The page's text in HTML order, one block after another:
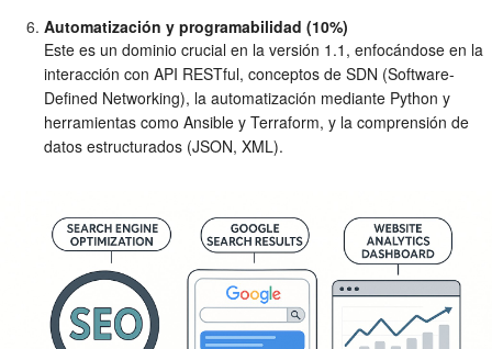
Automatización y programabilidad (10%)
Este es un dominio crucial en la versión 1.1, enfocándose en la
interacción con API RESTful, conceptos de SDN (Software-
Defined Networking), la automatización mediante Python y
herramientas como Ansible y Terraform, y la comprensión de
datos estructurados (JSON, XML).